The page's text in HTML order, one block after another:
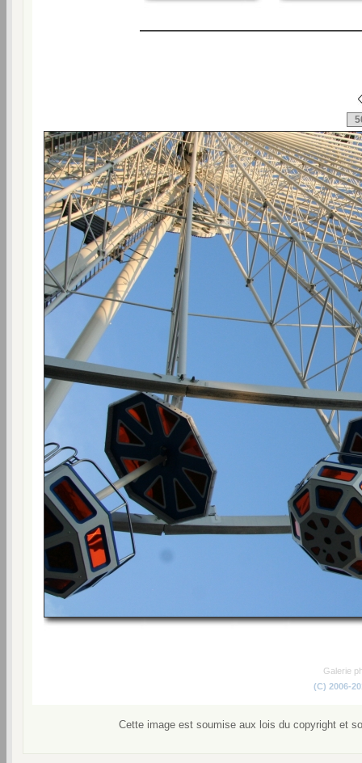
Galerie
(C) 2006-
Cette image est soumise aux lois du copyright et